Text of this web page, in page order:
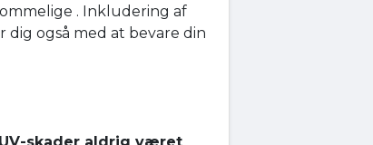
. Inkludering af
også med at bevare din